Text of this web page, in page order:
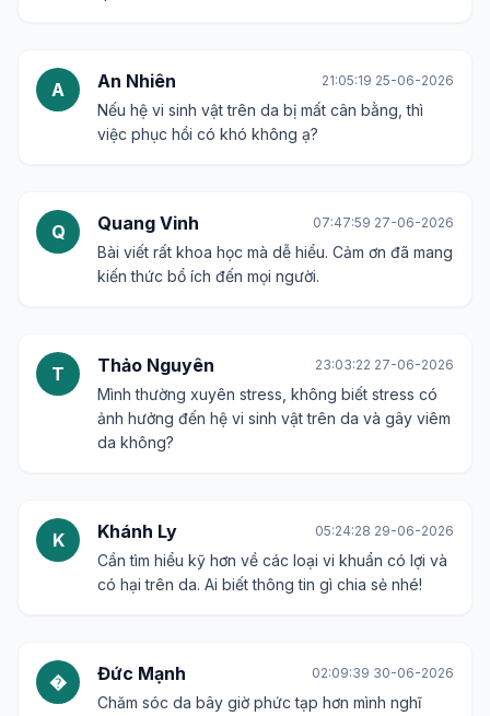
A An Nhiên 21:05:19 25-06-2026
Nếu hệ vi sinh vật trên da bị mất cân bằng, thì
việc phục hồi có khó không ạ?
Q Quang Vinh 07:47:59 27-06-2026
Bài viết rất khoa học mà dễ hiểu. Cảm ơn đã mang
kiến thức bổ ích đến mọi người.
T Thảo Nguyên 23:03:22 27-06-2026
Mình thường xuyên stress, không biết stress có
ảnh hưởng đến hệ vi sinh vật trên da và gây viêm
da không?
K Khánh Ly 05:24:28 29-06-2026
Cần tìm hiểu kỹ hơn về các loại vi khuẩn có lợi và
có hại trên da. Ai biết thông tin gì chia sẻ nhé!
� Đức Mạnh 02:09:39 30-06-2026
Chăm sóc da bây giờ phức tạp hơn mình nghĩ